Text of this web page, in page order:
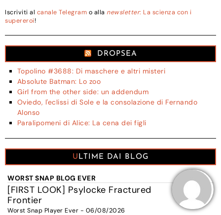
Iscriviti al canale Telegram o alla newsletter: La scienza con i
supereroi!
DROPSEA
Topolino #3688: Di maschere e altri misteri
Absolute Batman: Lo zoo
Girl from the other side: un addendum
Oviedo, l'eclissi di Sole e la consolazione di Fernando
Alonso
Paralipomeni di Alice: La cena dei figli
ULTIME DAI BLOG
WORST SNAP BLOG EVER
[FIRST LOOK] Psylocke Fractured
Frontier
Worst Snap Player Ever - 06/08/2026